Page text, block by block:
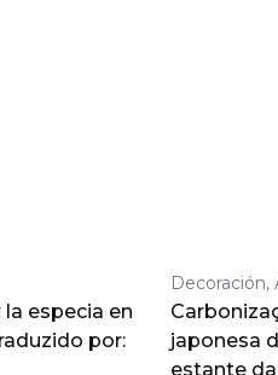
especia en
por:
Decoración,
japonesa
estante da